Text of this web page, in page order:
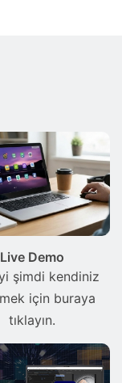
Live Demo
şimdi kendiniz
için buraya
tıklayın.